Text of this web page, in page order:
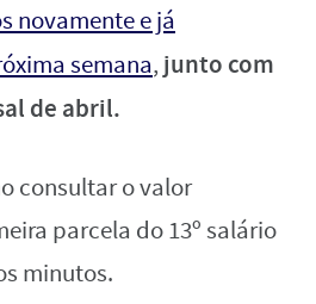
novamente e já
semana, junto com
de abril.
consultar o valor
parcela do 13º salário
minutos.